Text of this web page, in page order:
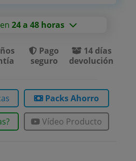
en24 a 48 horas
Pago
seguro
14 días
devolución
Packs Ahorro
Vídeo Producto